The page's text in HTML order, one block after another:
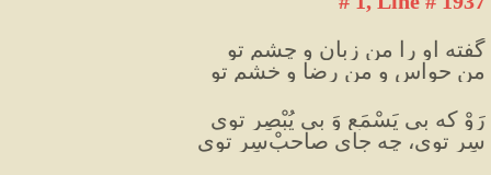
گفته او را من زبان و چشم تو
من حواس و من رضا و خشم تو
رَوْ که بی یَسْمَع وَ بی یُبْصِر توی
سِر توی، چه جایِ صاحبْ‌سِر توی